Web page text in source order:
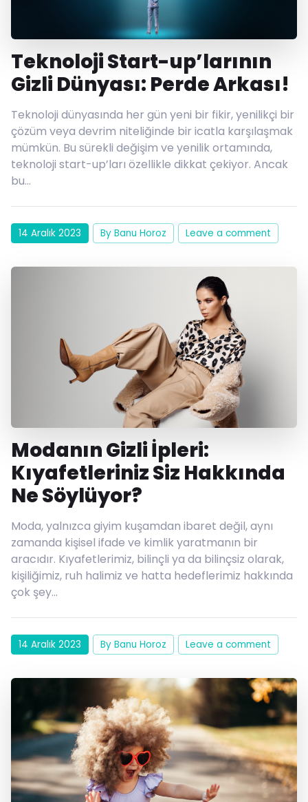
Teknoloji Start-up’larının
Gizli Dünyası: Perde Arkası!
Teknoloji dünyasında her gün yeni bir fikir, yenilikçi bir
çözüm veya devrim niteliğinde bir icatla karşılaşmak
mümkün. Bu sürekli değişim ve yenilik ortamında,
teknoloji start-up’ları özellikle dikkat çekiyor. Ancak
bu…
14 Aralık 2023 By Banu Horoz Leave a comment
Modanın Gizli İpleri:
Kıyafetleriniz Siz Hakkında
Ne Söylüyor?
Moda, yalnızca giyim kuşamdan ibaret değil, aynı
zamanda kişisel ifade ve kimlik yaratmanın bir
aracıdır. Kıyafetlerimiz, bilinçli ya da bilinçsiz olarak,
kişiliğimiz, ruh halimiz ve hatta hedeflerimiz hakkında
çok şey…
14 Aralık 2023 By Banu Horoz Leave a comment